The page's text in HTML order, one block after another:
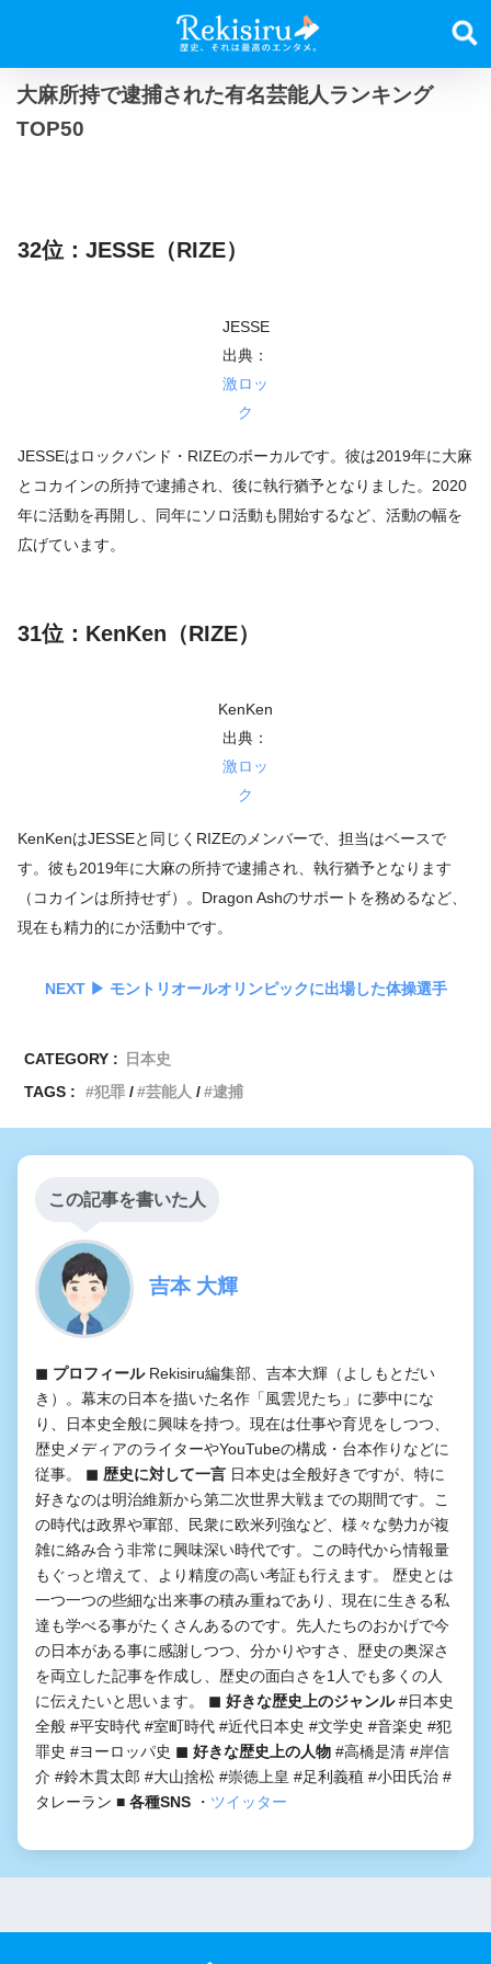
大麻所持で逮捕された有名芸能人ランキング
TOP50
32位：JESSE（RIZE）
JESSE
出典：
激ロッ
ク
JESSEはロックバンド・RIZEのボーカルです。彼は2019年に大麻
とコカインの所持で逮捕され、後に執行猶予となりました。2020
年に活動を再開し、同年にソロ活動も開始するなど、活動の幅を
広げています。
31位：KenKen（RIZE）
KenKen
出典：
激ロッ
ク
KenKenはJESSEと同じくRIZEのメンバーで、担当はベースで
す。彼も2019年に大麻の所持で逮捕され、執行猶予となります
（コカインは所持せず）。Dragon Ashのサポートを務めるなど、
現在も精力的にか活動中です。
NEXT ▶︎ モントリオールオリンピックに出場した体操選手
CATEGORY :
日本史
TAGS :
犯罪 芸能人 逮捕
この記事を書いた人
吉本 大輝
◼︎ プロフィールRekisiru編集部、吉本大輝（よしもとだい
き）。幕末の日本を描いた名作「風雲児たち」に夢中にな
り、日本史全般に興味を持つ。現在は仕事や育児をしつつ、
歴史メディアのライターやYouTubeの構成・台本作りなどに
従事。 ◼︎ 歴史に対して一言 日本史は全般好きですが、特に
好きなのは明治維新から第二次世界大戦までの期間です。こ
の時代は政界や軍部、民衆に欧米列強など、様々な勢力が複
雑に絡み合う非常に興味深い時代です。この時代から情報量
もぐっと増えて、より精度の高い考証も行えます。 歴史とは
一つ一つの些細な出来事の積み重ねであり、現在に生きる私
達も学べる事がたくさんあるのです。先人たちのおかげで今
の日本がある事に感謝しつつ、分かりやすさ、歴史の奥深さ
を両立した記事を作成し、歴史の面白さを1人でも多くの人
に伝えたいと思います。 ◼︎ 好きな歴史上のジャンル#日本史
全般 #平安時代 #室町時代 #近代日本史 #文学史 #音楽史 #犯
罪史 #ヨーロッパ史 ◼︎ 好きな歴史上の人物 #高橋是清 #岸信
介 #鈴木貫太郎 #大山捨松 #崇徳上皇 #足利義稙 #小田氏治 #
タレーラン ■ 各種SNS ・ ツイッター